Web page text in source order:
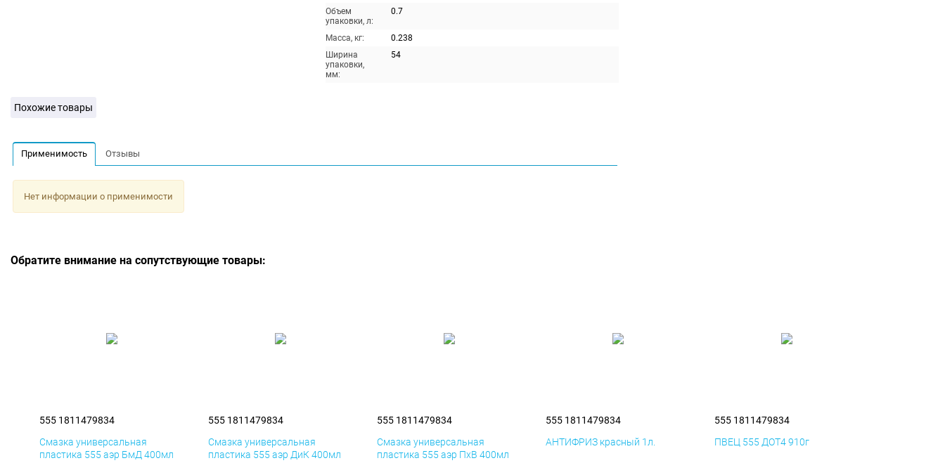
Объем
упаковки, л:
0.7
Масса, кг:
0.238
Ширина
упаковки,
мм:
54
Похожие товары
Применимость Отзывы
Нет информации о применимости
Обратите внимание на сопутствующие товары:
555 1811479834
Смазка универсальная
пластика 555 аэр БмД 400мл
555 1811479834
Смазка универсальная
пластика 555 аэр ДиК 400мл
555 1811479834
Смазка универсальная
пластика 555 аэр ПхВ 400мл
555 1811479834
АНТИФРИЗ красный 1л.
555 1811479834
ПВЕЦ 555 ДОТ4 910г